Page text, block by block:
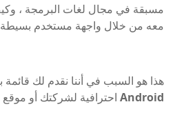
مسبقة في مجال لغات البرمجة ،
معه من خلال واجهة مستخدم
هذا هو السبب في أننا نقدم لك قائمة بأفضل 3
Android احترافية لشركتك أو